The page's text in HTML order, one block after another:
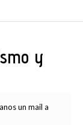
y
un mail a